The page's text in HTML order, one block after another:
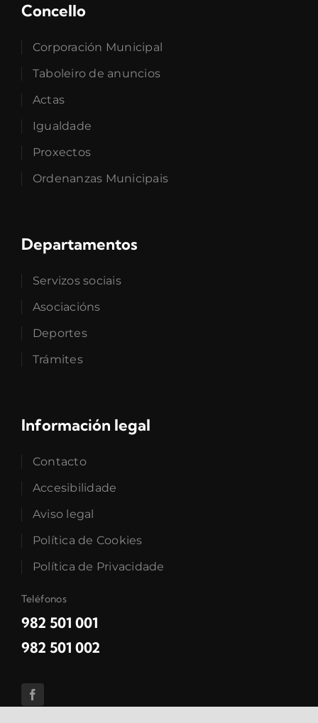
Concello
Corporación Municipal
Taboleiro de anuncios
Actas
Igualdade
Proxectos
Ordenanzas Municipais
Departamentos
Servizos sociais
Asociacións
Deportes
Trámites
Información legal
Contacto
Accesibilidade
Aviso legal
Política de Cookies
Política de Privacidade
Teléfonos
982 501 001
982 501 002